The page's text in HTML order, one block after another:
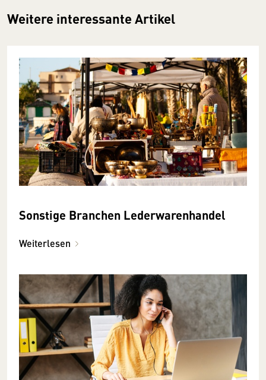
Weitere interessante Artikel
Sonstige Branchen Lederwarenhandel
Weiterlesen